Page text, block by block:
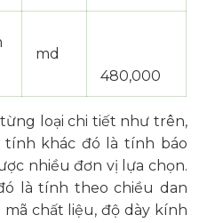
md
480,000
loại chi tiết như trên,
tính khác đó là tính báo
nhiều đơn vị lựa chọn.
là tính theo chiều dan
chất liệu, độ dày kính